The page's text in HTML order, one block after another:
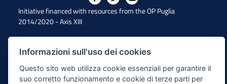
Initiative financed with resources from the OP Puglia
2014/2020 - Axis XIII
Accessibility
Legal Note
Informazioni sull'uso dei cookies
Questo sito web utilizza cookie essenziali per garantire il
suo corretto funzionamento e cookie di terze parti per